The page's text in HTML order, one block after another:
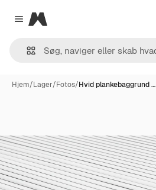
Close menu
Magnific
Hjem/Lager/Fotos/Hvid plankebaggrund …